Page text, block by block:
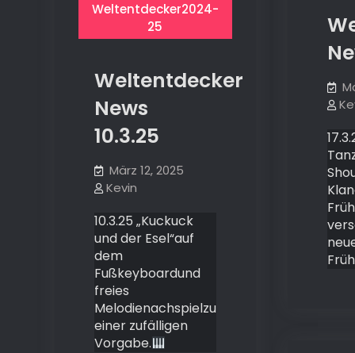
Weltentdecker2024-
25
Weltentdecker
News
10.3.25
März 12, 2025
Kevin
10.3.25 „Kuckuck
und der Esel“auf
dem
Fußkeyboardund
freies
Melodienachspielzu
einer zufälligen
Vorgabe.